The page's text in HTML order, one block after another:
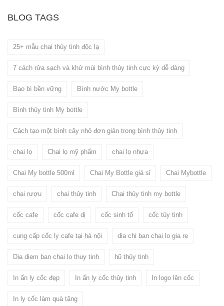
BLOG TAGS
25+ mẫu chai thủy tinh độc lạ
7 cách rửa sạch và khử mùi bình thủy tinh cực kỳ dễ dàng
Bao bì bền vững Bình nước My bottle
Bình thủy tinh My bottle
Cách tạo một bình cây nhỏ đơn giản trong bình thủy tinh
chai lọ Chai lọ mỹ phẩm chai lọ nhựa
Chai My bottle 500ml Chai My Bottle giá sỉ Chai Mybottle
chai rượu chai thủy tinh Chai thủy tinh my bottle
cốc cafe cốc cafe dị cốc sinh tố cốc tủy tinh
cung cấp cốc ly cafe tại hà nội dia chi ban chai lo gia re
Dia diem ban chai lo thuy tinh hũ thủy tinh
In ấn ly cốc đẹp In ấn ly cốc thủy tinh In logo lên cốc
In ly cốc làm quà tặng